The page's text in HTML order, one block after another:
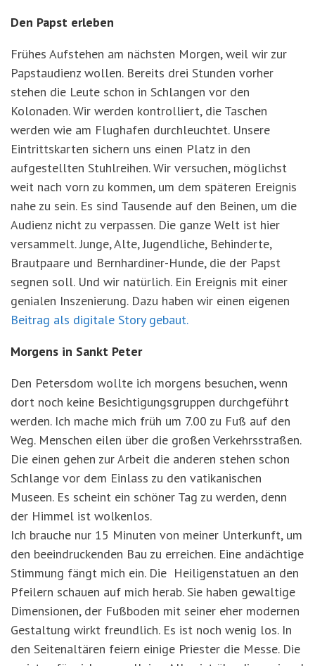
Den Papst erleben
Frühes Aufstehen am nächsten Morgen, weil wir zur
Papstaudienz wollen. Bereits drei Stunden vorher
stehen die Leute schon in Schlangen vor den
Kolonaden. Wir werden kontrolliert, die Taschen
werden wie am Flughafen durchleuchtet. Unsere
Eintrittskarten sichern uns einen Platz in den
aufgestellten Stuhlreihen. Wir versuchen, möglichst
weit nach vorn zu kommen, um dem späteren Ereignis
nahe zu sein. Es sind Tausende auf den Beinen, um die
Audienz nicht zu verpassen. Die ganze Welt ist hier
versammelt. Junge, Alte, Jugendliche, Behinderte,
Brautpaare und Bernhardiner-Hunde, die der Papst
segnen soll. Und wir natürlich. Ein Ereignis mit einer
genialen Inszenierung. Dazu haben wir einen eigenen
Beitrag als digitale Story gebaut.
Morgens in Sankt Peter
Den Petersdom wollte ich morgens besuchen, wenn
dort noch keine Besichtigungsgruppen durchgeführt
werden. Ich mache mich früh um 7.00 zu Fuß auf den
Weg. Menschen eilen über die großen Verkehrsstraßen.
Die einen gehen zur Arbeit die anderen stehen schon
Schlange vor dem Einlass zu den vatikanischen
Museen. Es scheint ein schöner Tag zu werden, denn
der Himmel ist wolkenlos.
Ich brauche nur 15 Minuten von meiner Unterkunft, um
den beeindruckenden Bau zu erreichen. Eine andächtige
Stimmung fängt mich ein. Die Heiligenstatuen an den
Pfeilern schauen auf mich herab. Sie haben gewaltige
Dimensionen, der Fußboden mit seiner eher modernen
Gestaltung wirkt freundlich. Es ist noch wenig los. In
den Seitenaltären feiern einige Priester die Messe. Die